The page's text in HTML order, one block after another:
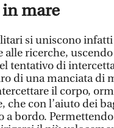
mare
si uniscono infatti
ricerche,
tentativo di
di una manciata di
il corpo,
che con l’aiuto dei
a bordo.